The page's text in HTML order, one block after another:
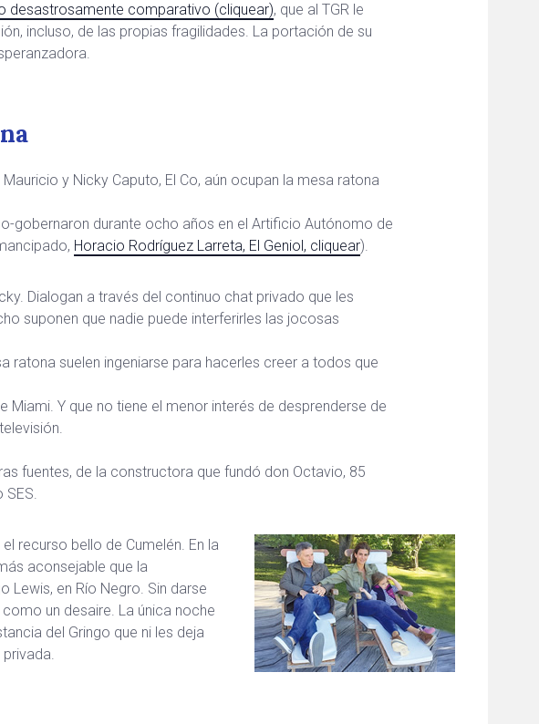
desastrosamente comparativo (cliquear), que al TGR le
incluso, de las propias fragilidades. La portación de su
Mauricio y Nicky Caputo, El Co, aún ocupan la mesa ratona
gobernaron durante ocho años en el Artificio Autónomo de
Horacio Rodríguez Larreta, El Geniol, cliquear).
Dialogan a través del continuo chat privado que les
suponen que nadie puede interferirles las jocosas
ratona suelen ingeniarse para hacerles creer a todos que
Y que no tiene el menor interés de desprenderse de
fuentes, de la constructora que fundó don Octavio, 85
recurso bello de Cumelén. En la
aconsejable que la
Lewis, en Río Negro. Sin darse
un desaire. La única noche
del Gringo que ni les deja